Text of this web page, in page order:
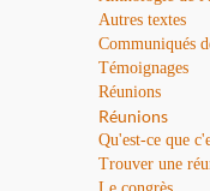
Autres textes
Communiqués
Témoignages
Réunions
Réunions
Qu'est-ce que
Trouver une